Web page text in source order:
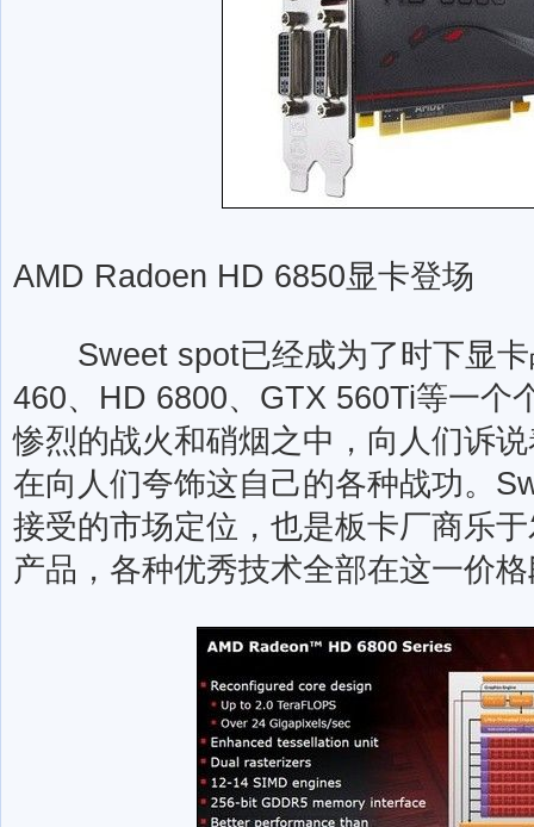
AMD Radoen HD 6850显卡登场
Sweet spot已经成为了时下显卡
460、HD 6800、GTX 560Ti等一个
惨烈的战火和硝烟之中，向人们诉
在向人们夸饰这自己的各种战功。
接受的市场定位，也是板卡厂商乐
产品，各种优秀技术全部在这一价